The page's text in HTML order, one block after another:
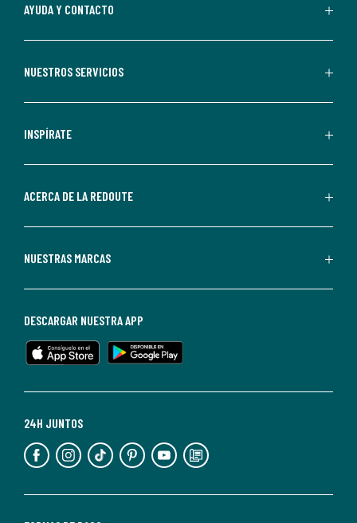
aceptas
comerciales
personalizadas
parte
Redoute.
de
en
cualquier
Para
información,
puedes
nuestra
AYUDA Y CONTACTO
NUESTROS SERVICIOS
INSPÍRATE
ACERCA DE LA REDOUTE
NUESTRAS MARCAS
24H JUNTOS
DESCARGAR NUESTRA APP